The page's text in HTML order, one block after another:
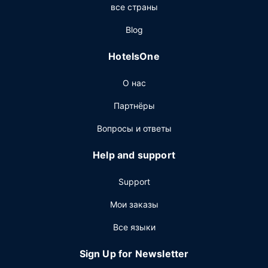
удобства: телевизор в общественном месте и
Для удобства гостей предоставляется следующее:
стойки регистрации и многоязычный персонал.
Предоставляется бесплатная самостоятельная
все страны
Blog
HotelsOne
О нас
Партнёры
Вопросы и ответы
Help and support
Support
Мои заказы
Все языки
Sign Up for Newsletter